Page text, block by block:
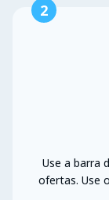
2
Use a barra
ofertas. Use